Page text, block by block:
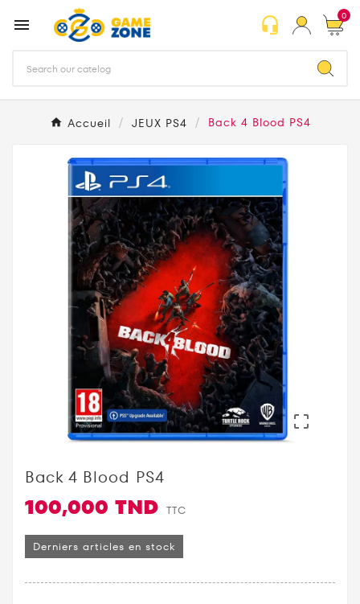
 headset_mic 0
Accueil JEUX PS4 Back 4 Blood PS4

Back 4 Blood PS4
100,000 TND TTC
Derniers articles en stock